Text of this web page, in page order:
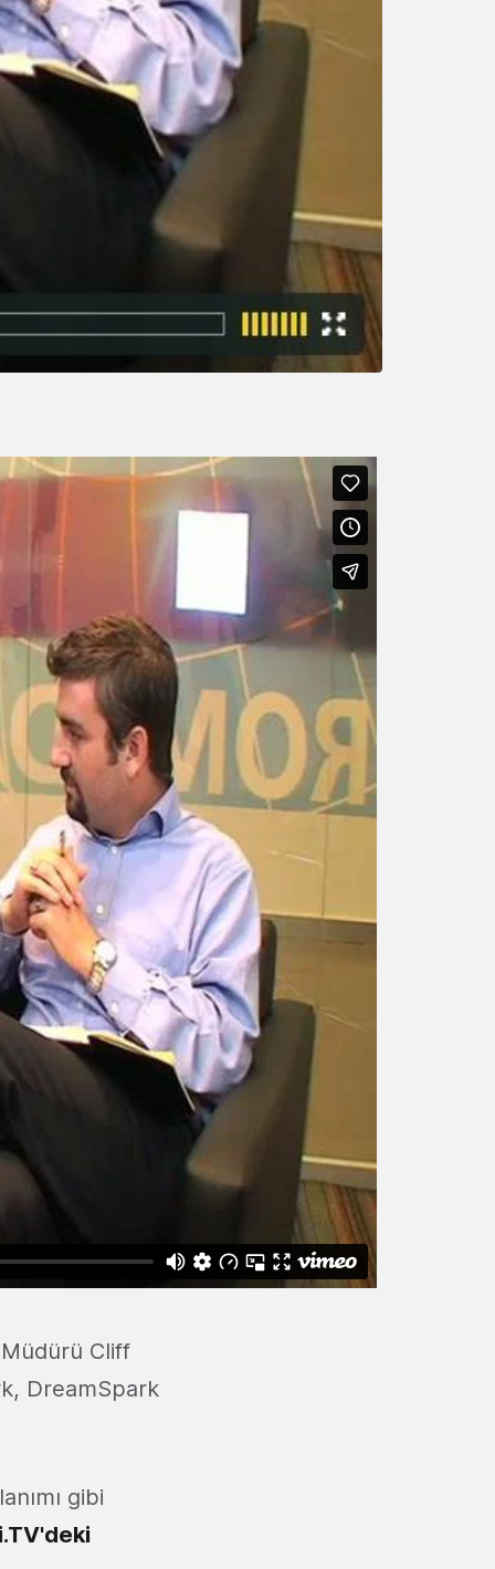
Cliff
DreamSpark
gibi